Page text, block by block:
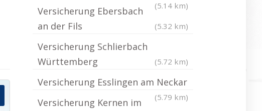
(5.14 km)
Versicherung Ebersbach
an der Fils
(5.32 km)
Versicherung Schlierbach
Württemberg
(5.72 km)
Versicherung Esslingen am Neckar
(5.79 km)
Versicherung Kernen im